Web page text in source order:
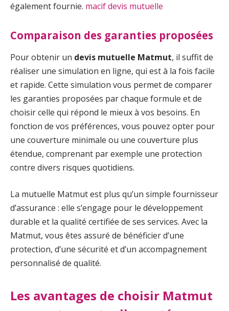
également fournie. macif devis mutuelle
Comparaison des garanties proposées
Pour obtenir un devis mutuelle Matmut, il suffit de
réaliser une simulation en ligne, qui est à la fois facile
et rapide. Cette simulation vous permet de comparer
les garanties proposées par chaque formule et de
choisir celle qui répond le mieux à vos besoins. En
fonction de vos préférences, vous pouvez opter pour
une couverture minimale ou une couverture plus
étendue, comprenant par exemple une protection
contre divers risques quotidiens.
La mutuelle Matmut est plus qu’un simple fournisseur
d’assurance : elle s’engage pour le développement
durable et la qualité certifiée de ses services. Avec la
Matmut, vous êtes assuré de bénéficier d’une
protection, d’une sécurité et d’un accompagnement
personnalisé de qualité.
Les avantages de choisir Matmut